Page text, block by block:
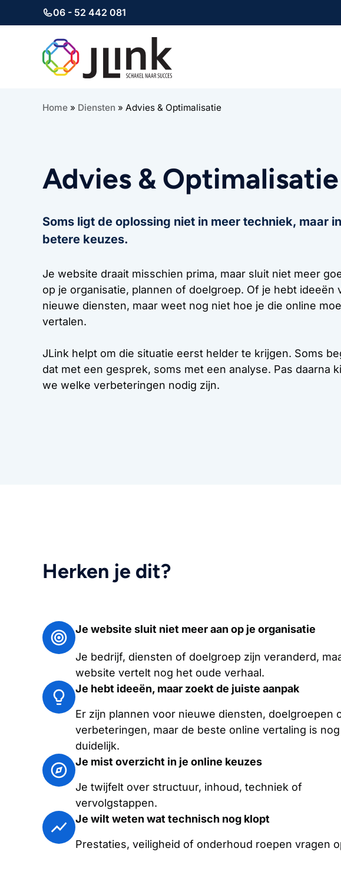
06 - 52 442 081
Home » Diensten » Advies & Optimalisatie
Advies & Optimalisatie
Soms ligt de oplossing niet in meer techniek, maar in
betere keuzes.
Je website draait misschien prima, maar sluit niet meer
op je organisatie, plannen of doelgroep. Of je hebt ideeën
nieuwe diensten, maar weet nog niet hoe je die online
vertalen.
JLink helpt om die situatie eerst helder te krijgen. Soms
dat met een gesprek, soms met een analyse. Pas daarna
we welke verbeteringen nodig zijn.
Herken je dit?
Je website sluit niet meer aan op je organisatie
Je bedrijf, diensten of doelgroep zijn veranderd,
website vertelt nog het oude verhaal.
Je hebt ideeën, maar zoekt de juiste aanpak
Er zijn plannen voor nieuwe diensten, doelgroepen
verbeteringen, maar de beste online vertaling is
duidelijk.
Je mist overzicht in je online keuzes
Je twijfelt over structuur, inhoud, techniek of
vervolgstappen.
Je wilt weten wat technisch nog klopt
Prestaties, veiligheid of onderhoud roepen vragen